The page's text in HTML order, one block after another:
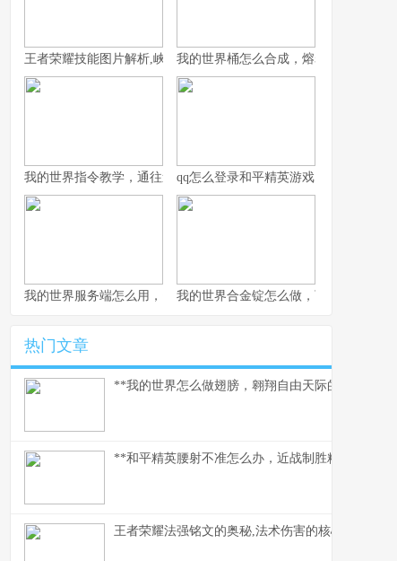
王者荣耀技能图片解析,峡谷战场的视觉密码我的世界桶怎么合成，熔岩水与奶的奥
我的世界指令教学，通往造物主的钥匙，资深玩家的终极指南
qq怎么登录和平精英游戏，一位资深
我的世界服务端怎么用，资深玩家实践指南我的世界合金锭怎么做，下界合金装备
热门文章
**我的世界怎么做翅膀，翱翔自由天际的必备指南
**和平精英腰射不准怎么办，近战制胜精准度提升
王者荣耀法强铭文的奥秘,法术伤害的核心基石